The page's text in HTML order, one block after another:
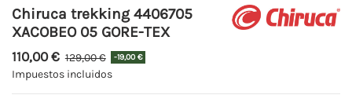
Chiruca trekking 4406705
XACOBEO 05 GORE-TEX
110,00 € 129,00 € -19,00 €
Impuestos incluidos